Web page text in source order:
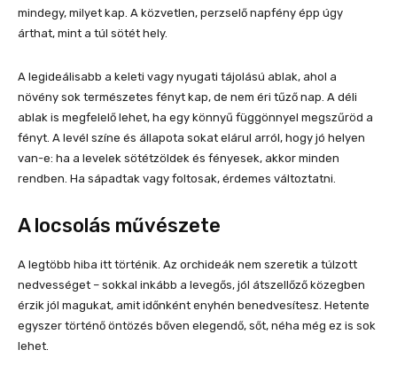
mindegy, milyet kap. A közvetlen, perzselő napfény épp úgy
árthat, mint a túl sötét hely.
A legideálisabb a keleti vagy nyugati tájolású ablak, ahol a
növény sok természetes fényt kap, de nem éri tűző nap. A déli
ablak is megfelelő lehet, ha egy könnyű függönnyel megszűröd a
fényt. A levél színe és állapota sokat elárul arról, hogy jó helyen
van-e: ha a levelek sötétzöldek és fényesek, akkor minden
rendben. Ha sápadtak vagy foltosak, érdemes változtatni.
A locsolás művészete
A legtöbb hiba itt történik. Az orchideák nem szeretik a túlzott
nedvességet – sokkal inkább a levegős, jól átszellőző közegben
érzik jól magukat, amit időnként enyhén benedvesítesz. Hetente
egyszer történő öntözés bőven elegendő, sőt, néha még ez is sok
lehet.